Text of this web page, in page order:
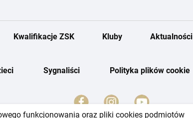
Kwalifikacje ZSK Kluby Aktualności
Sygnaliści Polityka plików cookie
funkcjonowania oraz pliki cookies podmiotów